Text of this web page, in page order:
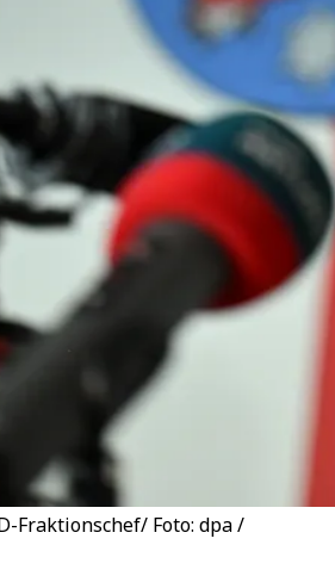
Fraktionschef/ Foto: dpa /